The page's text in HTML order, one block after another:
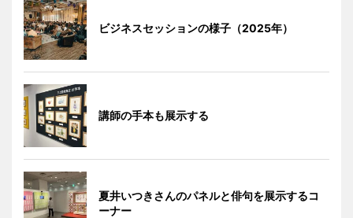
ビジネスセッションの様子（2025年）
講師の手本も展示する
夏井いつきさんのパネルと俳句を展示するコ
ーナー